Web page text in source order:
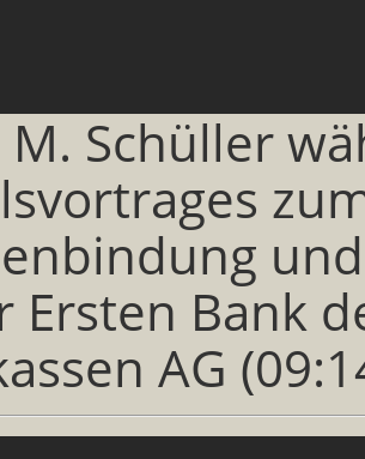
Schüller
Ersten Bank
AG